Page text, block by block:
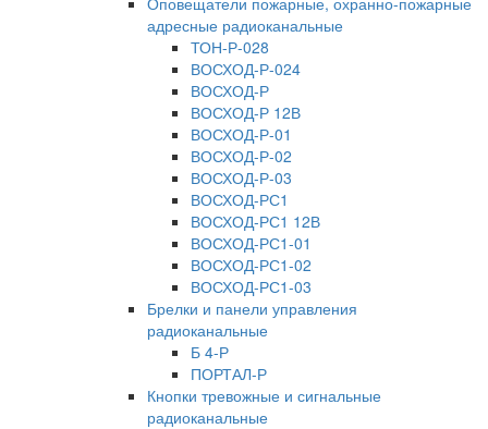
адресные радиоканальные
ТОН-Р-028
ВОСХОД-Р-024
ВОСХОД-Р
ВОСХОД-Р 12В
ВОСХОД-Р-01
ВОСХОД-Р-02
ВОСХОД-Р-03
ВОСХОД-РС1
ВОСХОД-РС1 12В
ВОСХОД-РС1-01
ВОСХОД-РС1-02
ВОСХОД-РС1-03
Брелки и панели управления
радиоканальные
Б 4-Р
ПОРТАЛ-Р
Кнопки тревожные и сигнальные
радиоканальные